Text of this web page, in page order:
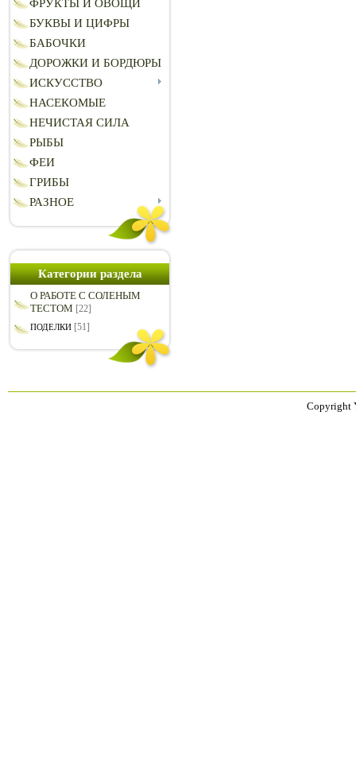
ФРУКТЫ И ОВОЩИ
БУКВЫ И ЦИФРЫ
БАБОЧКИ
ДОРОЖКИ И БОРДЮРЫ
ИСКУССТВО
НАСЕКОМЫЕ
НЕЧИСТАЯ СИЛА
РЫБЫ
ФЕИ
ГРИБЫ
РАЗНОЕ
Категории раздела
О РАБОТЕ С СОЛЕНЫМ
ТЕСТОМ [22]
ПОДЕЛКИ [51]
Copyright